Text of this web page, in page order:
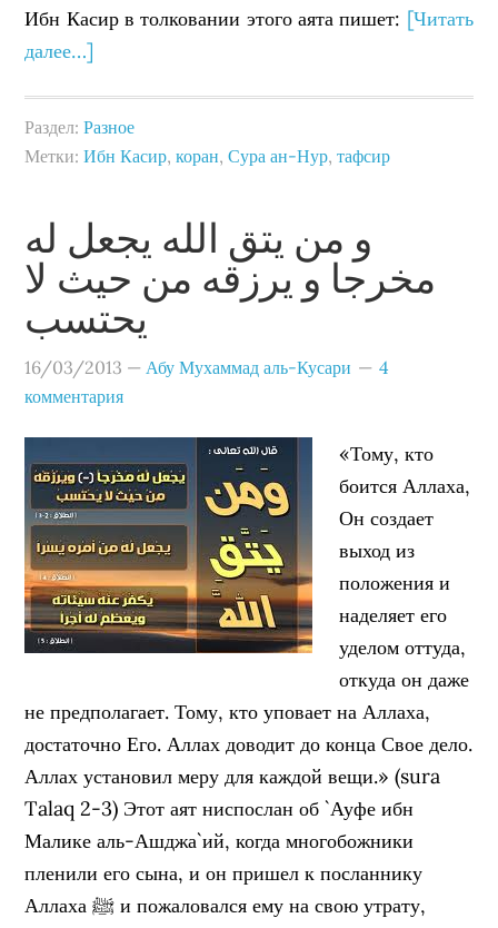
Ибн Касир в толковании этого аята пишет: [Читать
далее…]
Раздел:Разное
Метки:Ибн Касир,коран,Сура ан-Нур,тафсир
و من يتق الله يجعل له
مخرجا و يرزقه من حيث لا
يحتسب
16/03/2013 —Абу Мухаммад аль-Кусари
4
комментария
«Тому, кто
боится Аллаха,
Он создает
выход из
положения и
наделяет его
уделом оттуда,
откуда он даже
не предполагает. Тому, кто уповает на Аллаха,
достаточно Его. Аллах доводит до конца Свое дело.
Аллах установил меру для каждой вещи.» (sura
Talaq 2-3) Этот аят ниспослан об `Ауфе ибн
Малике аль-Ашджа`ий, когда многобожники
пленили его сына, и он пришел к посланнику
Аллаха ﷺ и пожаловался ему на свою утрату,